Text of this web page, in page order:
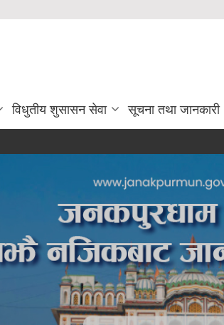
विधुतीय शुसासन सेवा सूचना तथा जानकारी